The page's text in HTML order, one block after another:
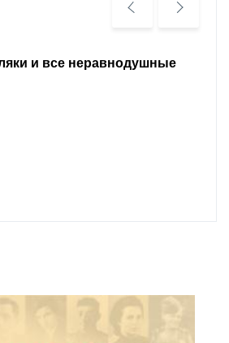
и все неравнодушные